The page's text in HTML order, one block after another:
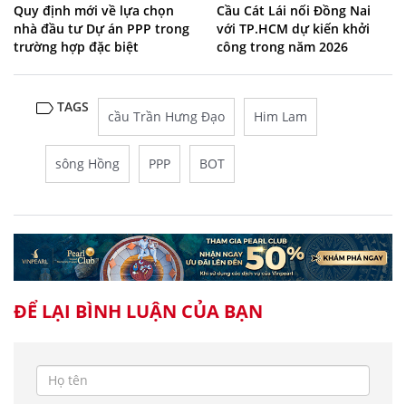
Quy định mới về lựa chọn
nhà đầu tư Dự án PPP trong
trường hợp đặc biệt
Cầu Cát Lái nối Đồng Nai
với TP.HCM dự kiến khởi
công trong năm 2026
TAGS
cầu Trần Hưng Đạo Him Lam
sông Hồng PPP BOT
ĐỂ LẠI BÌNH LUẬN CỦA BẠN